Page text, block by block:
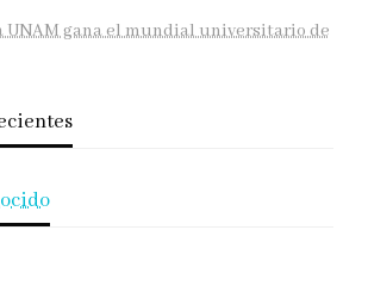
UNAM gana el mundial universitario de